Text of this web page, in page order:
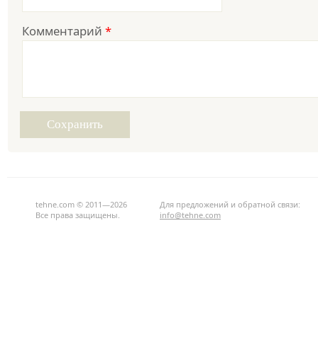
Комментарий *
tehne.com © 2011—2026
Все права защищены.
Для предложений и обратной связи:
info@tehne.com